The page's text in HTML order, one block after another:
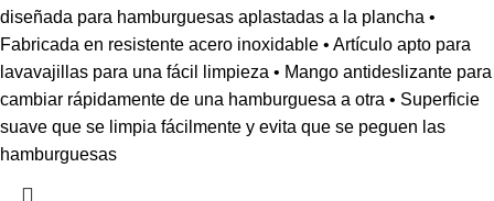
diseñada para hamburguesas aplastadas a la plancha •
Fabricada en resistente acero inoxidable • Artículo apto para
lavavajillas para una fácil limpieza • Mango antideslizante para
cambiar rápidamente de una hamburguesa a otra • Superficie
suave que se limpia fácilmente y evita que se peguen las
hamburguesas